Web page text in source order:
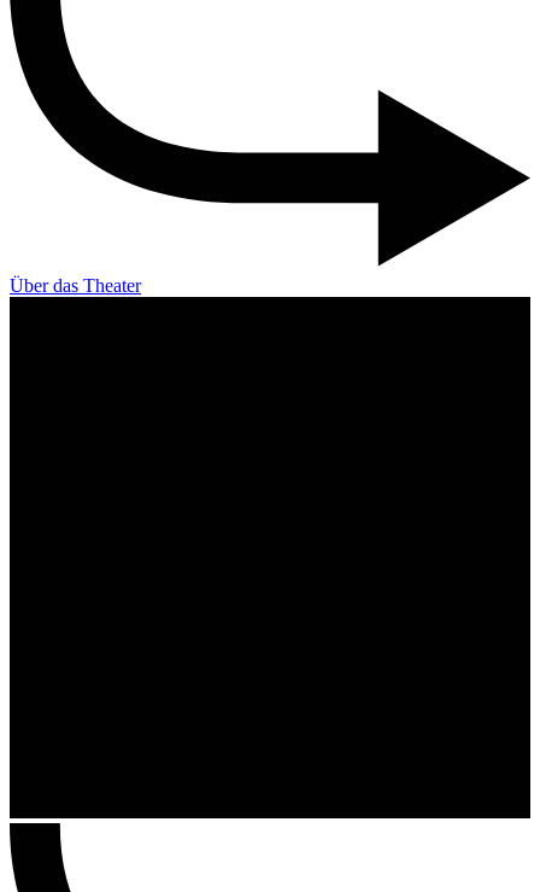
Über das Theater